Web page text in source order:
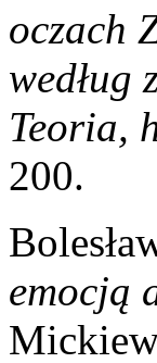
oczach
według
Teoria,
200.
emocją